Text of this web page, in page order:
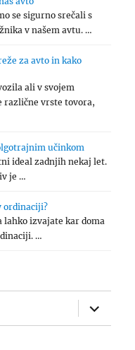
se sigurno srečali s
v našem avtu. …
za avto in kako
ali v svojem
različne vrste tovora,
učinkom
ideal zadnjih nekaj let.
je …
ordinaciji?
lahko izvajate kar doma
…
expand
child
menu